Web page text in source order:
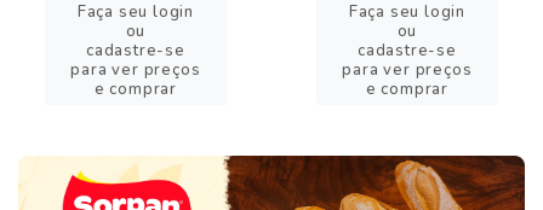
Faça seu login
ou
cadastre-se
para ver preços
e comprar
Faça seu login
ou
cadastre-se
para ver preços
e comprar